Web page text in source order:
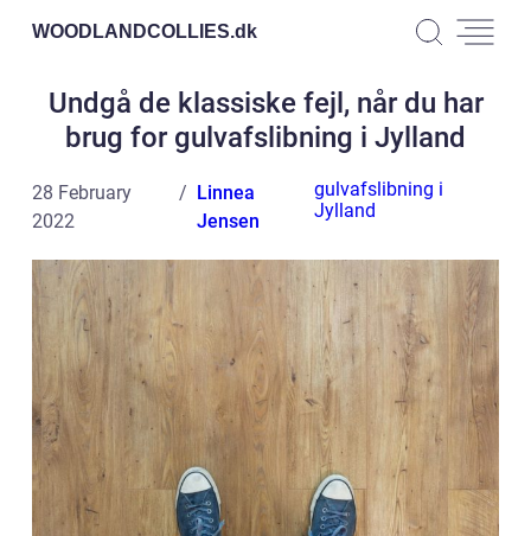
WOODLANDCOLLIES.dk
Undgå de klassiske fejl, når du har
brug for gulvafslibning i Jylland
28 February
2022
Linnea
Jensen
gulvafslibning i
Jylland